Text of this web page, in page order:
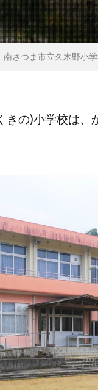
南さつま市立久木野小
きの)小学校は